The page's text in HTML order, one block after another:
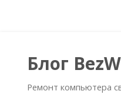
Блог
Ремонт компьютера